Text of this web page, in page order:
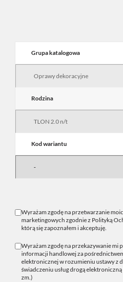
Grupa katalogowa
Rodzina
Kod wariantu
Wyrażam zgodę na przetwarzanie
marketingowych zgodnie z Polityką
którą się zapoznałem i akceptuję.
Wyrażam zgodę na przekazywanie mi
informacji handlowej za
elektronicznej w rozumieniu ustawy z
świadczeniu usług drogą
zm.)